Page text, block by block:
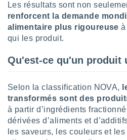
votre
à
en
des
au
de
web.
Les résultats sont non
renforcent la demande
alimentaire plus rigoureuse
qui les produit.
Qu'est-ce qu'un produit
Selon la classification NOVA,
transformés sont des
à partir d’ingrédients
dérivées d’aliments et
les saveurs, les couleurs et